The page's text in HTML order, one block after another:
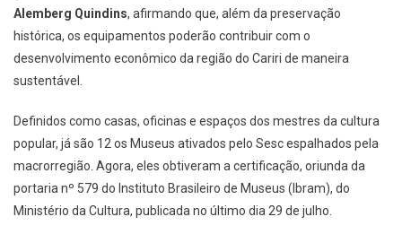
Alemberg Quindins, afirmando que, além da preservação
histórica, os equipamentos poderão contribuir com o
desenvolvimento econômico da região do Cariri de maneira
sustentável.
Definidos como casas, oficinas e espaços dos mestres da cultura
popular, já são 12 os Museus ativados pelo Sesc espalhados pela
macrorregião. Agora, eles obtiveram a certificação, oriunda da
portaria nº 579 do Instituto Brasileiro de Museus (Ibram), do
Ministério da Cultura, publicada no último dia 29 de julho.